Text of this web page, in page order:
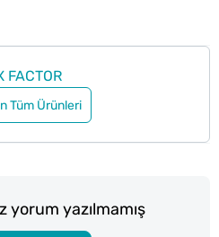
FACTOR
Tüm Ürünleri
yorum yazılmamış